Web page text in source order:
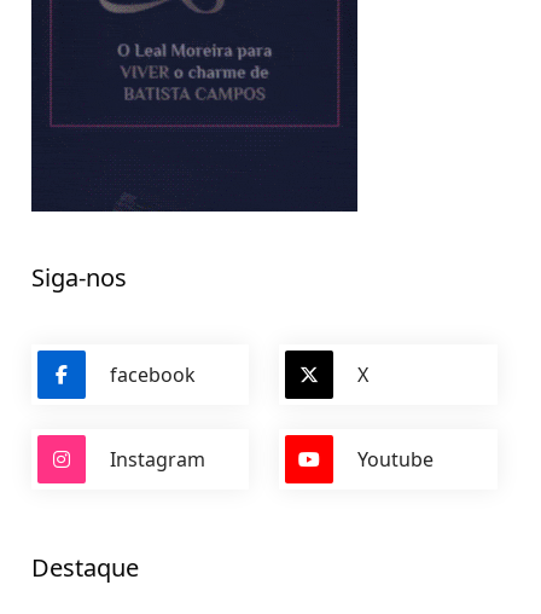
Siga-nos
facebook X
Instagram Youtube
Destaque